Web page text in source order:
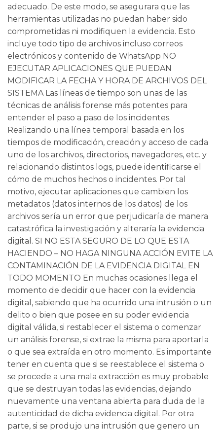
adecuado. De este modo, se asegurara que las
herramientas utilizadas no puedan haber sido
comprometidas ni modifiquen la evidencia. Esto
incluye todo tipo de archivos incluso correos
electrónicos y contenido de WhatsApp NO
EJECUTAR APLICACIONES QUE PUEDAN
MODIFICAR LA FECHA Y HORA DE ARCHIVOS DEL
SISTEMA Las líneas de tiempo son unas de las
técnicas de análisis forense más potentes para
entender el paso a paso de los incidentes.
Realizando una línea temporal basada en los
tiempos de modificación, creación y acceso de cada
uno de los archivos, directorios, navegadores, etc. y
relacionando distintos logs, puede identificarse el
cómo de muchos hechos o incidentes. Por tal
motivo, ejecutar aplicaciones que cambien los
metadatos (datos internos de los datos) de los
archivos sería un error que perjudicaría de manera
catastrófica la investigación y alteraría la evidencia
digital. SI NO ESTA SEGURO DE LO QUE ESTA
HACIENDO – NO HAGA NINGUNA ACCIÓN EVITE LA
CONTAMINACIÓN DE LA EVIDENCIA DIGITAL EN
TODO MOMENTO En muchas ocasiones llega el
momento de decidir que hacer con la evidencia
digital, sabiendo que ha ocurrido una intrusión o un
delito o bien que posee en su poder evidencia
digital válida, si restablecer el sistema o comenzar
un análisis forense, si extrae la misma para aportarla
o que sea extraída en otro momento. Es importante
tener en cuenta que si se reestablece el sistema o
se procede a una mala extracción es muy probable
que se destruyan todas las evidencias, dejando
nuevamente una ventana abierta para duda de la
autenticidad de dicha evidencia digital. Por otra
parte, si se produjo una intrusión que genero un